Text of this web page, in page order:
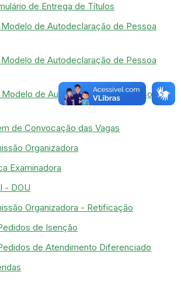
de Entrega de Títulos
de Autodeclaração de Pessoa
de Autodeclaração de Pessoa
de Autodeclaração de Pessoa
de Convocação das Vagas
Organizadora
Examinadora
- DOU
Organizadora - Retificação
de Isenção
de Atendimento Diferenciado